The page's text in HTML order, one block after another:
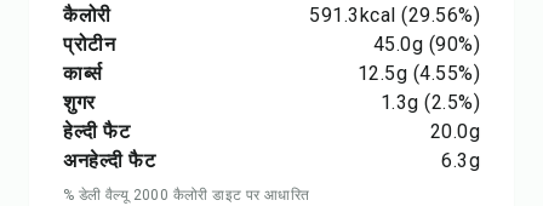
कैलोरी 591.3kcal (29.56%)
प्रोटीन
45.0g (90%)
कार्ब्स
12.5g (4.55%)
शुगर
1.3g (2.5%)
हेल्दी फैट
20.0g
अनहेल्दी फैट
6.3g
% डेली वैल्यू 2000 कैलोरी डाइट पर आधारित